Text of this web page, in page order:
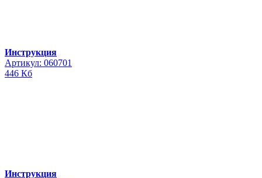
Инструкция
Артикул: 060701
446 Кб
Инструкция